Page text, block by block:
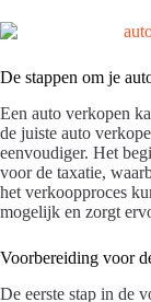
De stappen om je
Een auto verkopen
de juiste auto
eenvoudiger. Het
voor de taxatie,
het verkoopproces
mogelijk en zorgt
Voorbereiding voor
De eerste stap in de